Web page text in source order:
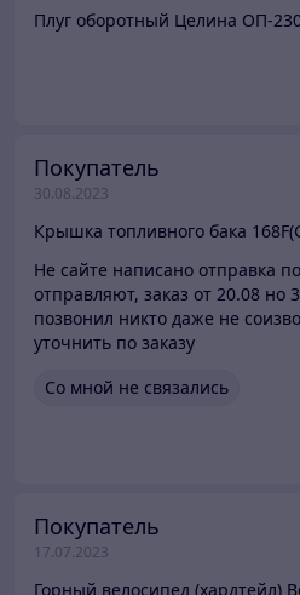
Покупатель
30.08.2023
Крышка топливного бака
Не сайте написано отправка
отправляют, заказ от 20.08 но
позвонил никто даже не
уточнить по заказу
Со мной не связались
Покупатель
17.07.2023